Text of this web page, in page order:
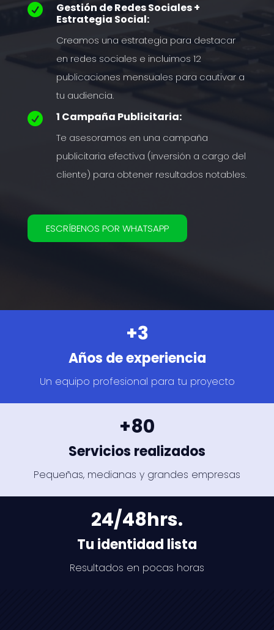

Gestión de Redes Sociales +
Estrategia Social:
Creamos una estrategia para destacar
en redes sociales e incluimos 12
publicaciones mensuales para cautivar a
tu audiencia.
 1 Campaña Publicitaria:
Te asesoramos en una campaña
publicitaria efectiva (inversión a cargo del
cliente) para obtener resultados notables.
ESCRÍBENOS POR WHATSAPP
+3
Años de experiencia
Un equipo profesional para tu proyecto
+80
Servicios realizados
Pequeñas, medianas y grandes empresas
24/48hrs.
Tu identidad lista
Resultados en pocas horas